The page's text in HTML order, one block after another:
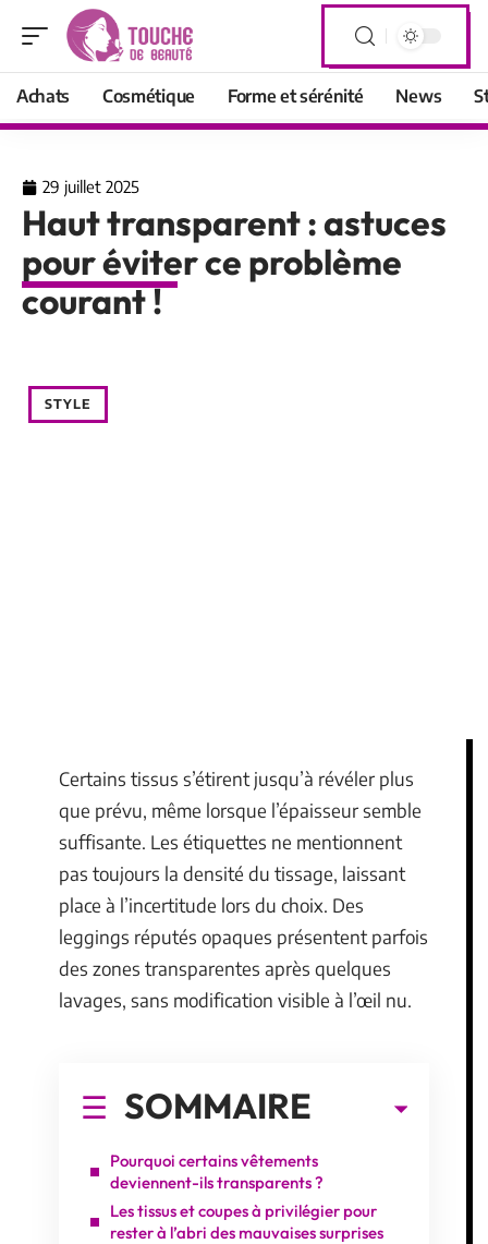
Achats Cosmétique Forme et sérénité News
29 juillet 2025
Haut transparent : astuces
pour éviter ce problème
courant !
STYLE
Certains tissus s’étirent jusqu’à révéler plus
que prévu, même lorsque l’épaisseur semble
suffisante. Les étiquettes ne mentionnent
pas toujours la densité du tissage, laissant
place à l’incertitude lors du choix. Des
leggings réputés opaques présentent parfois
des zones transparentes après quelques
lavages, sans modification visible à l’œil nu.
SOMMAIRE
Pourquoi certains vêtements
deviennent-ils transparents ?
Les tissus et coupes à privilégier pour
rester à l’abri des mauvaises surprises